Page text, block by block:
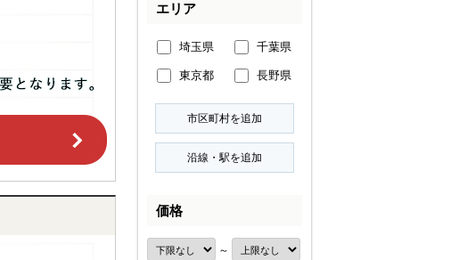
エリア
埼玉県 千葉県
東京都 長野県
価格
～